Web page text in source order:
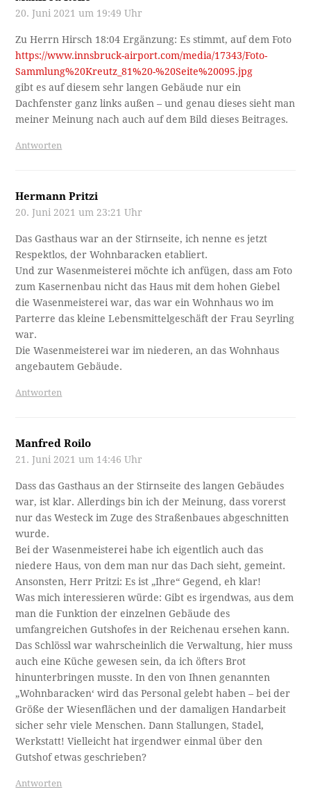
20. Juni 2021 um 19:49 Uhr
Zu Herrn Hirsch 18:04 Ergänzung: Es stimmt, auf dem Foto
https://www.innsbruck-airport.com/media/17343/Foto-
Sammlung%20Kreutz_81%20-%20Seite%20095.jpg
gibt es auf diesem sehr langen Gebäude nur ein
Dachfenster ganz links außen – und genau dieses sieht man
meiner Meinung nach auch auf dem Bild dieses Beitrages.
Antworten
Hermann Pritzi
20. Juni 2021 um 23:21 Uhr
Das Gasthaus war an der Stirnseite, ich nenne es jetzt
Respektlos, der Wohnbaracken etabliert.
Und zur Wasenmeisterei möchte ich anfügen, dass am Foto
zum Kasernenbau nicht das Haus mit dem hohen Giebel
die Wasenmeisterei war, das war ein Wohnhaus wo im
Parterre das kleine Lebensmittelgeschäft der Frau Seyrling
war.
Die Wasenmeisterei war im niederen, an das Wohnhaus
angebautem Gebäude.
Antworten
Manfred Roilo
21. Juni 2021 um 14:46 Uhr
Dass das Gasthaus an der Stirnseite des langen Gebäudes
war, ist klar. Allerdings bin ich der Meinung, dass vorerst
nur das Westeck im Zuge des Straßenbaues abgeschnitten
wurde.
Bei der Wasenmeisterei habe ich eigentlich auch das
niedere Haus, von dem man nur das Dach sieht, gemeint.
Ansonsten, Herr Pritzi: Es ist „Ihre“ Gegend, eh klar!
Was mich interessieren würde: Gibt es irgendwas, aus dem
man die Funktion der einzelnen Gebäude des
umfangreichen Gutshofes in der Reichenau ersehen kann.
Das Schlössl war wahrscheinlich die Verwaltung, hier muss
auch eine Küche gewesen sein, da ich öfters Brot
hinunterbringen musste. In den von Ihnen genannten
„Wohnbaracken‘ wird das Personal gelebt haben – bei der
Größe der Wiesenflächen und der damaligen Handarbeit
sicher sehr viele Menschen. Dann Stallungen, Stadel,
Werkstatt! Vielleicht hat irgendwer einmal über den
Gutshof etwas geschrieben?
Antworten